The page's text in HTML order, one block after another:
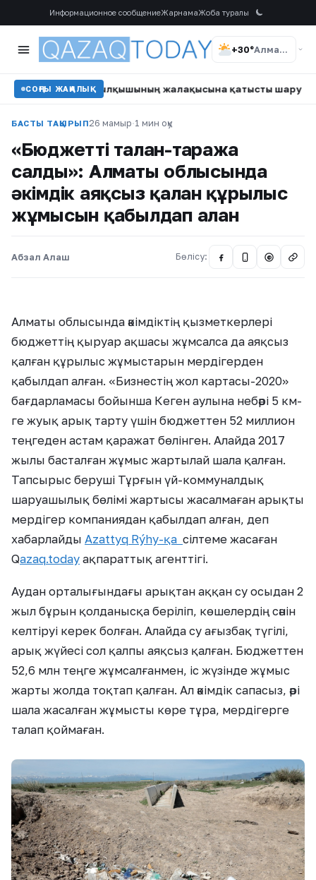
Информационное сообщениеЖарнамаЖоба туралы
+30° Алматы
СОҢҒЫ ЖАҢАЛЫҚ
жылқышының жалақысына қатысты шаруа қожалығы иесі
БАСТЫ ТАҚЫРЫП26 мамыр·1 мин оқу
«Бюджетті талан-таражға
салды»: Алматы облысында
әкімдік аяқсыз қалған құрылыс
жұмысын қабылдап алған
Абзал Алаш Бөлісу: @
Алматы облысында әкімдіктің қызметкерлері
бюджеттің қыруар ақшасы жұмсалса да аяқсыз
қалған құрылыс жұмыстарын мердігерден
қабылдап алған. «Бизнестің жол картасы-2020»
бағдарламасы бойынша Кеген аулына небәрі 5 км-
ге жуық арық тарту үшін бюджеттен 52 миллион
теңгеден астам қаражат бөлінген. Алайда 2017
жылы басталған жұмыс жартылай шала қалған.
Тапсырыс беруші Тұрғын үй-коммуналдық
шаруашылық бөлімі жартысы жасалмаған арықты
мердігер компаниядан қабылдап алған, деп
хабарлайды Azattyq Rýhy-қа сілтеме жасаған
Qazaq.today ақпараттық агенттігі.
Аудан орталығындағы арықтан аққан су осыдан 2
жыл бұрын қолданысқа беріліп, көшелердің сәнін
келтіруі керек болған. Алайда су ағызбақ түгілі,
арық жүйесі сол қалпы аяқсыз қалған. Бюджеттен
52,6 млн теңге жұмсалғанмен, іс жүзінде жұмыс
жарты жолда тоқтап қалған. Ал әкімдік сапасыз, әрі
шала жасалған жұмысты көре тұра, мердігерге
талап қоймаған.